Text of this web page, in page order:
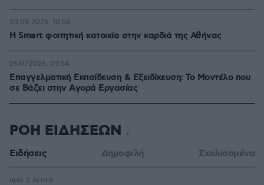
Η Smart φοιτητική κατοικία στην καρδιά της Αθήνας
03.08.2026, 10:56
Επαγγελματική Εκπαίδευση & Εξειδίκευση: Το Mοντέλο που
σε Bάζει στην Aγορά Eργασίας
26.07.2026, 09:54
ΡΟΗ ΕΙΔΗΣΕΩΝ
Ειδήσεις Δημοφιλή Σχολιασμένα
πριν 5 λεπτά